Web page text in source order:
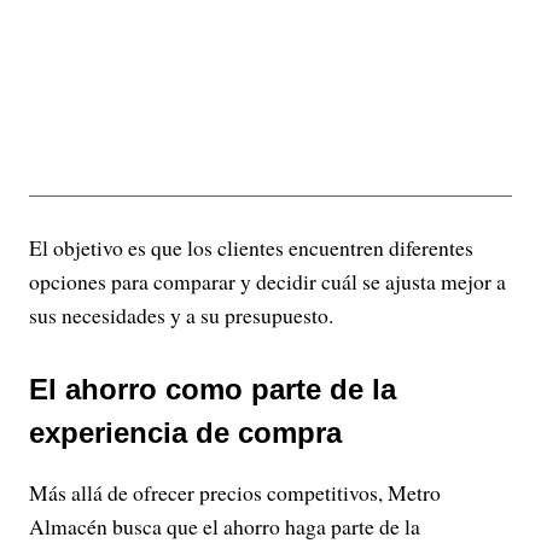
El objetivo es que los clientes encuentren diferentes
opciones para comparar y decidir cuál se ajusta mejor a
sus necesidades y a su presupuesto.
El ahorro como parte de la
experiencia de compra
Más allá de ofrecer precios competitivos, Metro
Almacén busca que el ahorro haga parte de la